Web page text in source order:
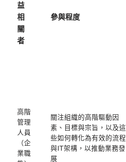
益
相
關
者
參與程度
高階
管理
人員
（企
業職
關注組織的高階驅動因
素、目標與宗旨，以及這
些如何轉化為有效的流程
與IT架構，以推動業務發
展